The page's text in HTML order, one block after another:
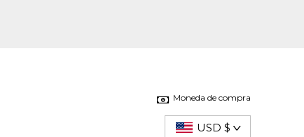
Moneda de compra
USD $